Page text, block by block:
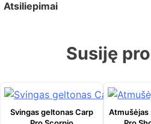
Atsiliepimai
Susiję
Svingas geltonas Carp
Atmušėjas